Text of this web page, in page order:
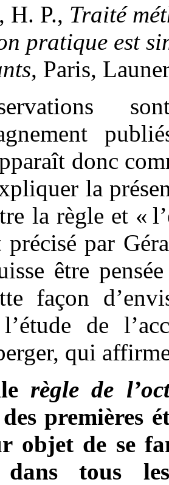
H. P., Traité
pratique est
, Paris,
donc
la
la règle et «
précisé par
être
façon
de
qui
règle de
premières
objet de se
dans tous